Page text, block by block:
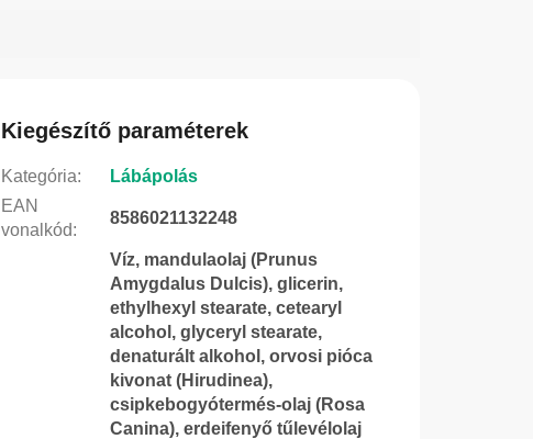
Kiegészítő paraméterek
Kategória:
Lábápolás
EAN
vonalkód:
8586021132248
Víz, mandulaolaj (Prunus
Amygdalus Dulcis), glicerin,
ethylhexyl stearate, cetearyl
alcohol, glyceryl stearate,
denaturált alkohol, orvosi pióca
kivonat (Hirudinea),
csipkebogyótermés-olaj (Rosa
Canina), erdeifenyő tűlevélolaj